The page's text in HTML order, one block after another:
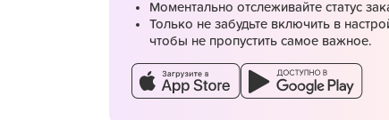
Моментально отслеживайте статус
Только не забудьте включить в
чтобы не пропустить самое важное.